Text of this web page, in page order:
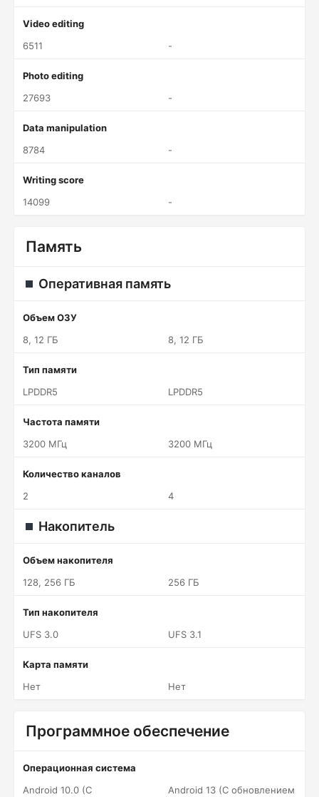
Video editing
6511
-
Photo editing
27693
-
Data manipulation
8784
-
Writing score
14099
-
Память
Оперативная память
Объем ОЗУ
8, 12 ГБ
8, 12 ГБ
Тип памяти
LPDDR5
LPDDR5
Частота памяти
3200 МГц
3200 МГц
Количество каналов
2
4
Накопитель
Объем накопителя
128, 256 ГБ
256 ГБ
Тип накопителя
UFS 3.0
UFS 3.1
Карта памяти
Нет
Нет
Программное обеспечение
Операционная система
Android 10.0 (С
Android 13 (С обновлением